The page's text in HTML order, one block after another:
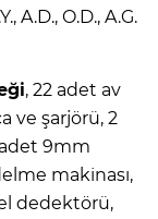
A.D., O.D., A.G.
, 22 adet av
ve şarjörü, 2
9mm
makinası,
dedektörü,